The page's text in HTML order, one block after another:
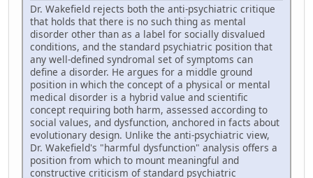
Dr. Wakefield rejects both the anti-psychiatric critique
that holds that there is no such thing as mental
disorder other than as a label for socially disvalued
conditions, and the standard psychiatric position that
any well-defined syndromal set of symptoms can
define a disorder. He argues for a middle ground
position in which the concept of a physical or mental
medical disorder is a hybrid value and scientific
concept requiring both harm, assessed according to
social values, and dysfunction, anchored in facts about
evolutionary design. Unlike the anti-psychiatric view,
Dr. Wakefield's "harmful dysfunction" analysis offers a
position from which to mount meaningful and
constructive criticism of standard psychiatric